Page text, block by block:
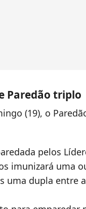
Paredão triplo
(19), o
pelos
imunizará uma
uma dupla entre